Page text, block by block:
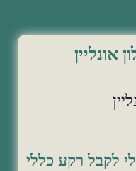
לקבל רקע כללי